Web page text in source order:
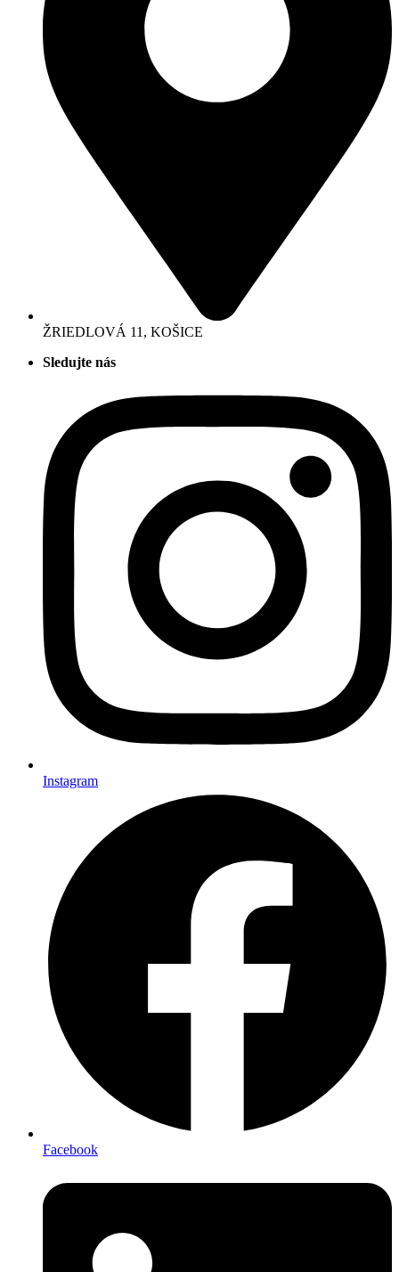
ŽRIEDLOVÁ 11, KOŠICE
Sledujte nás
Instagram
Facebook